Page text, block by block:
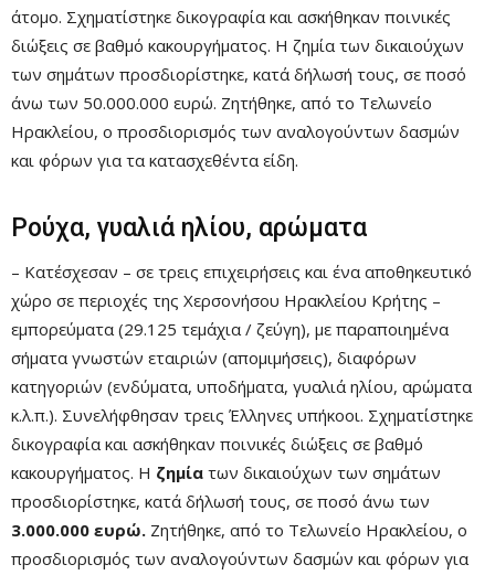
άτομο. Σχηματίστηκε δικογραφία και ασκήθηκαν ποινικές
διώξεις σε βαθμό κακουργήματος. Η ζημία των δικαιούχων
των σημάτων προσδιορίστηκε, κατά δήλωσή τους, σε ποσό
άνω των 50.000.000 ευρώ. Ζητήθηκε, από το Τελωνείο
Ηρακλείου, ο προσδιορισμός των αναλογούντων δασμών
και φόρων για τα κατασχεθέντα είδη.
Ρούχα, γυαλιά ηλίου, αρώματα
– Κατέσχεσαν – σε τρεις επιχειρήσεις και ένα αποθηκευτικό
χώρο σε περιοχές της Χερσονήσου Ηρακλείου Κρήτης –
εμπορεύματα (29.125 τεμάχια / ζεύγη), με παραποιημένα
σήματα γνωστών εταιριών (απομιμήσεις), διαφόρων
κατηγοριών (ενδύματα, υποδήματα, γυαλιά ηλίου, αρώματα
κ.λ.π.). Συνελήφθησαν τρεις Έλληνες υπήκοοι. Σχηματίστηκε
δικογραφία και ασκήθηκαν ποινικές διώξεις σε βαθμό
κακουργήματος. Η ζημία των δικαιούχων των σημάτων
προσδιορίστηκε, κατά δήλωσή τους, σε ποσό άνω των
3.000.000 ευρώ. Ζητήθηκε, από το Τελωνείο Ηρακλείου, ο
προσδιορισμός των αναλογούντων δασμών και φόρων για